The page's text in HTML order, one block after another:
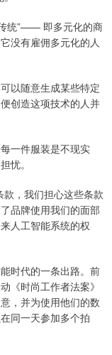
统”—— 即多元化的商
没有雇佣多元化的人
以随意生成某些特定
创造这项技术的人并
一件服装是不现实
忧。
，我们担心这些条款
品牌使用我们的面部
人工智能系统的权
时代的一条出路。前
《时尚工作者法案》
，并为使用他们的数
同一天参加多个拍